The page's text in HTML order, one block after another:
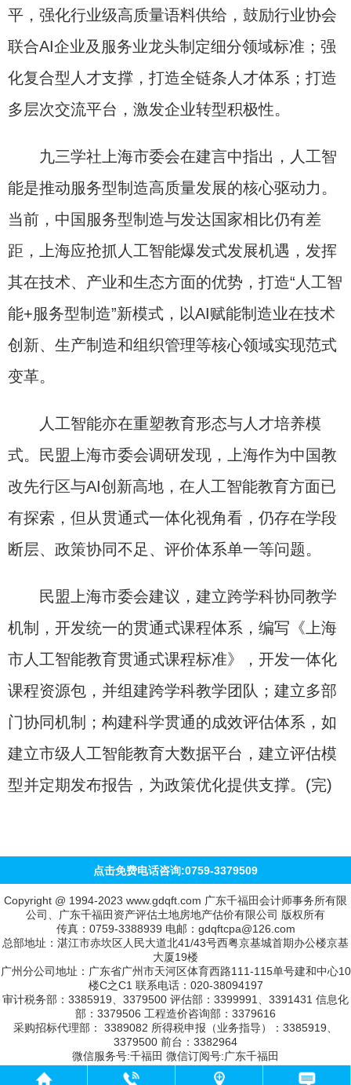
平，强化行业级高质量语料供给，鼓励行业协会
联合AI企业及服务业龙头制定细分领域标准；强
化复合型人才支撑，打造全链条人才体系；打造
多层次交流平台，激发企业转型积极性。
九三学社上海市委会在建言中指出，人工智
能是推动服务型制造高质量发展的核心驱动力。
当前，中国服务型制造与发达国家相比仍有差
距，上海应抢抓人工智能爆发式发展机遇，发挥
其在技术、产业和生态方面的优势，打造“人工智
能+服务型制造”新模式，以AI赋能制造业在技术
创新、生产制造和组织管理等核心领域实现范式
变革。
人工智能亦在重塑教育形态与人才培养模
式。民盟上海市委会调研发现，上海作为中国教
改先行区与AI创新高地，在人工智能教育方面已
有探索，但从贯通式一体化视角看，仍存在学段
断层、政策协同不足、评价体系单一等问题。
民盟上海市委会建议，建立跨学科协同教学
机制，开发统一的贯通式课程体系，编写《上海
市人工智能教育贯通式课程标准》，开发一体化
课程资源包，并组建跨学科教学团队；建立多部
门协同机制；构建科学贯通的成效评估体系，如
建立市级人工智能教育大数据平台，建立评估模
型并定期发布报告，为政策优化提供支撑。(完)
点击免费电话咨询:0759-3379509
Copyright @ 1994-2023 www.gdqft.com 广东千福田会计师事务所有限
公司、广东千福田资产评估土地房地产估价有限公司 版权所有
传真：0759-3388939 电邮：gdqftcpa@126.com
总部地址：湛江市赤坎区人民大道北41/43号西粤京基城首期办公楼京基
大厦19楼
广州分公司地址：广东省广州市天河区体育西路111-115单号建和中心10
楼C之C1 联系电话：020-38094197
审计税务部：3385919、3379500 评估部：3399991、3391431 信息化
部：3379506 工程造价咨询部：3379616
采购招标代理部： 3389082 所得税申报（业务指导）：3385919、
3379500 前台：3382964
微信服务号:千福田 微信订阅号:广东千福田